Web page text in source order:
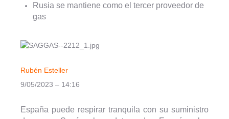
Rusia se mantiene como el tercer proveedor de
gas
Rubén Esteller
9/05/2023 – 14:16
España puede respirar tranquila con su suministro